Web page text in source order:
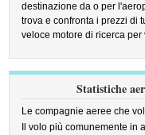
destinazione da o per
trova e confronta i prezzi di
veloce motore di ricerca
Statistiche
Le compagnie aeree che
Il volo più comunemente in